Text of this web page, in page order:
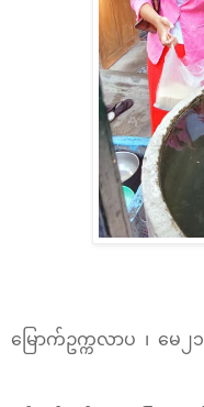
မြောက်ဥက္ကလာပ ၊ မေ၂၁